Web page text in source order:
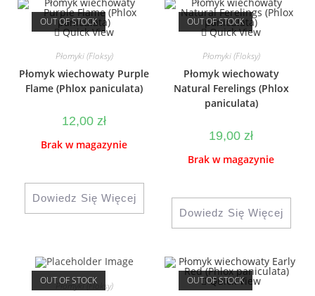
OUT OF STOCK
Quick View
Płomyki (Floksy)
Płomyk wiechowaty Purple
Flame (Phlox paniculata)
12,00 zł
Brak w magazynie
Dowiedz Się Więcej
OUT OF STOCK
Quick View
Płomyki (Floksy)
Płomyk wiechowaty
Natural Ferelings (Phlox
paniculata)
19,00 zł
Brak w magazynie
Dowiedz Się Więcej
OUT OF STOCK
Płomyki (Floksy) OUT OF STOCK
Quick View